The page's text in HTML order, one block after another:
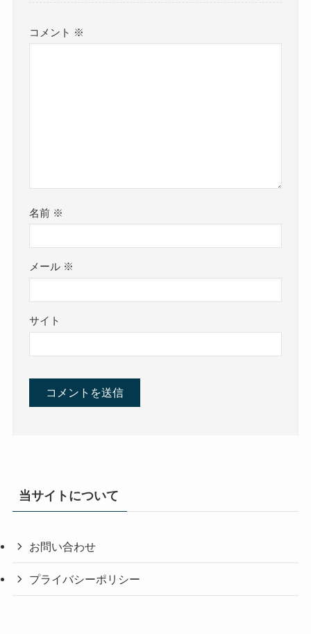
コメント ※
名前 ※
メール ※
サイト
当サイトについて
お問い合わせ
プライバシーポリシー